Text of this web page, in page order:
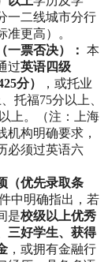
一二线城市分行
准更高）。
一票否决）： 本
过英语四级
分）
，或托业
托福75分以上、
上。（注：上海
机构明确要求，
必须过英语六
（优先录取条
中明确指出，若
是校级以上优秀
三好学生、获得
，或拥有金融行